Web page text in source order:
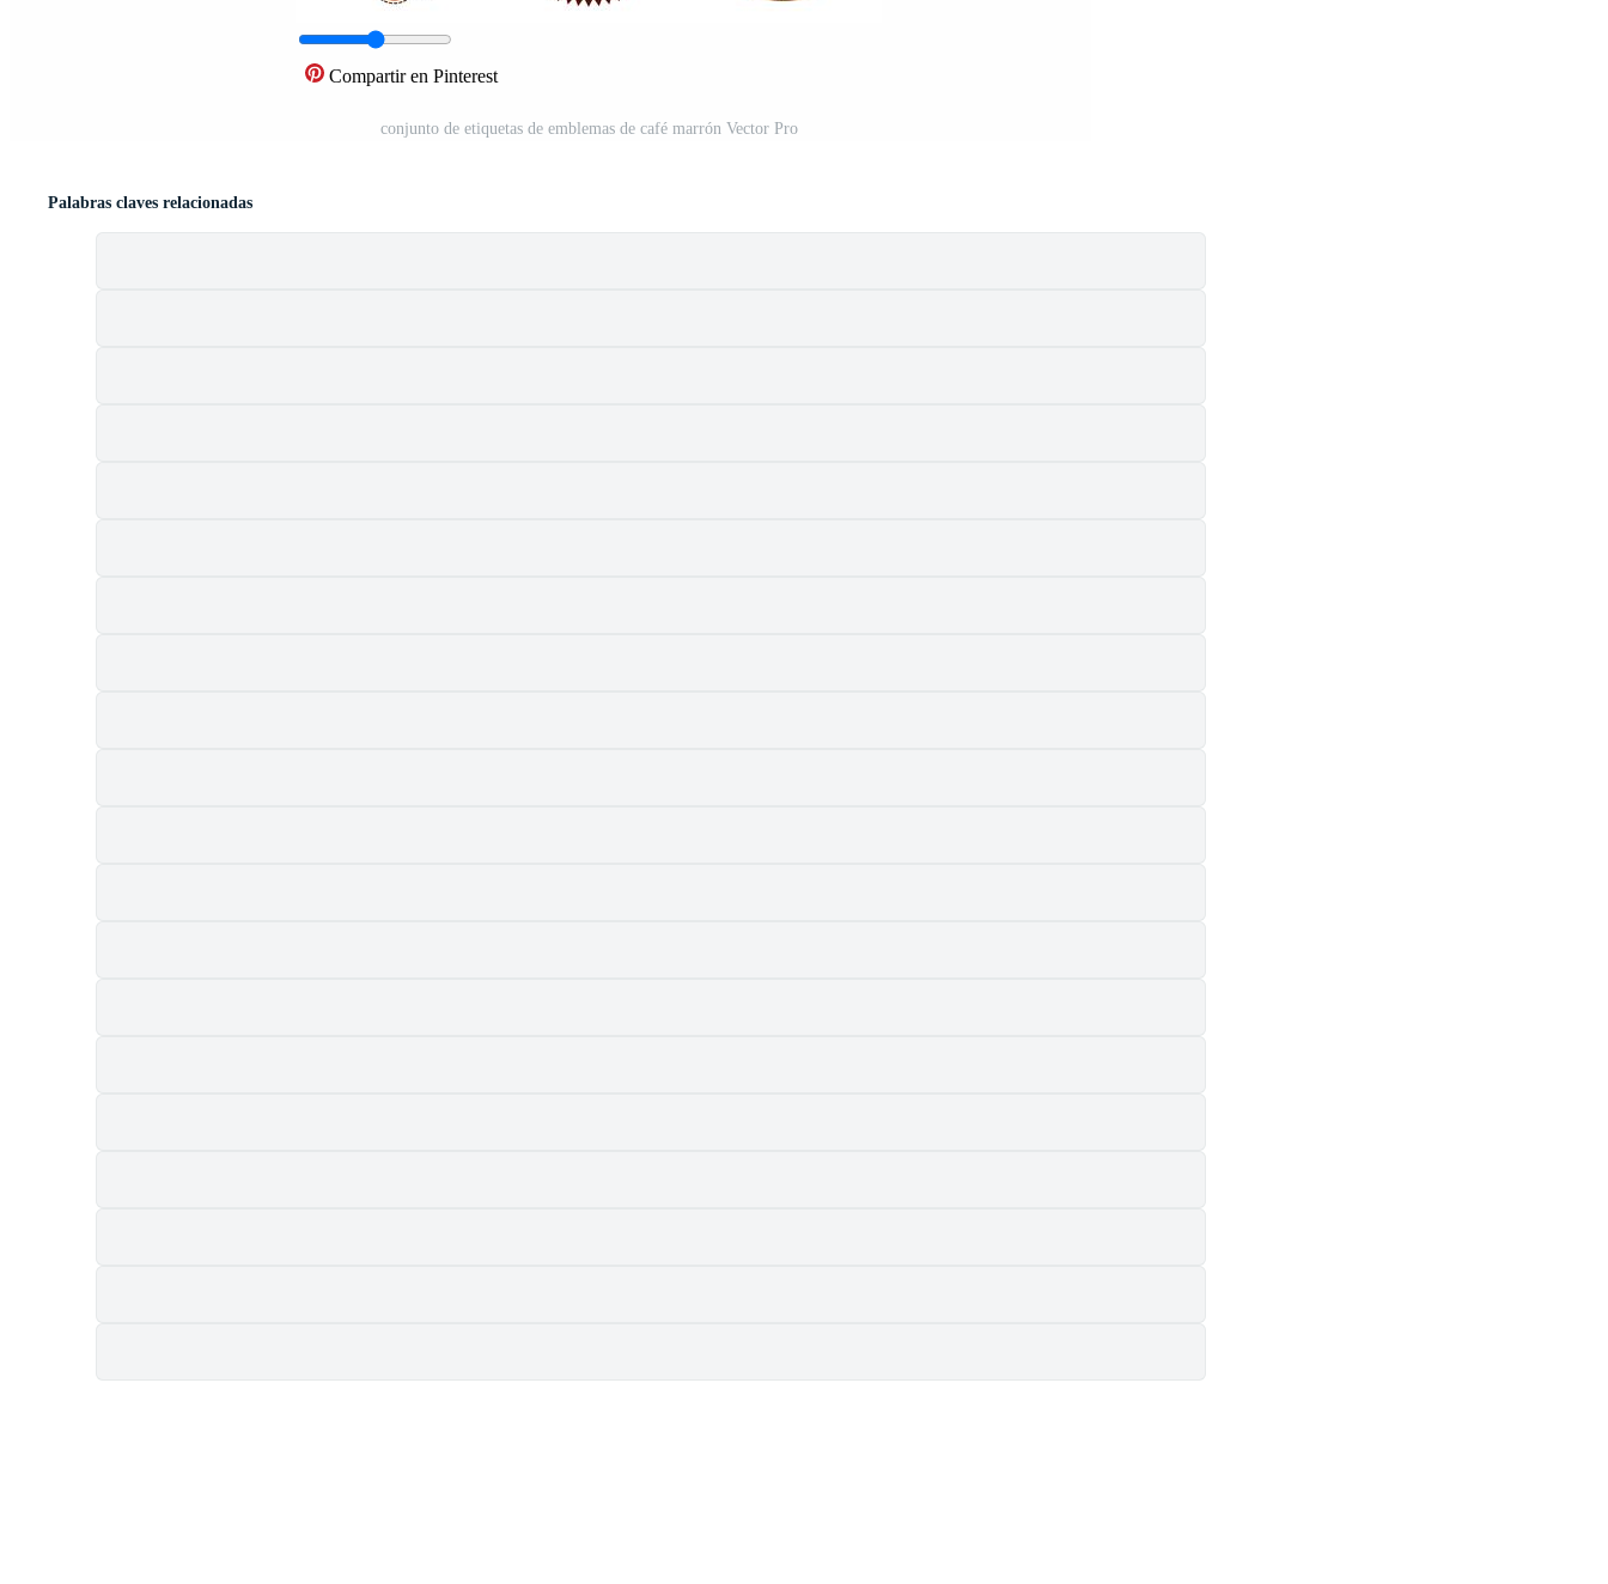
Compartir en Pinterest
conjunto de etiquetas de emblemas de café marrón Vector Pro
Palabras claves relacionadas